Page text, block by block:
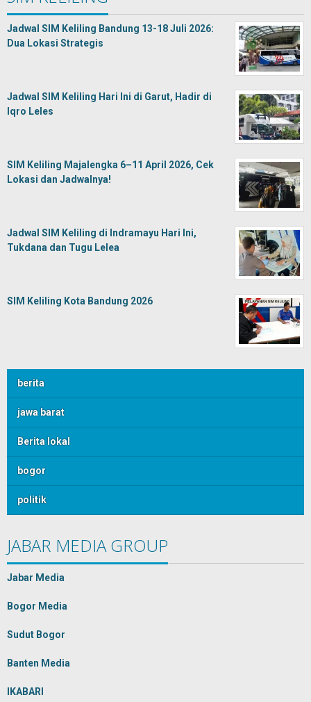
Jadwal SIM Keliling Bandung 13-18 Juli 2026:
Dua Lokasi Strategis
Jadwal SIM Keliling Hari Ini di Garut, Hadir di
Iqro Leles
SIM Keliling Majalengka 6–11 April 2026, Cek
Lokasi dan Jadwalnya!
Jadwal SIM Keliling di Indramayu Hari Ini,
Tukdana dan Tugu Lelea
SIM Keliling Kota Bandung 2026
berita
jawa barat
Berita lokal
bogor
politik
JABAR MEDIA GROUP
Jabar Media
Bogor Media
Sudut Bogor
Banten Media
IKABARI